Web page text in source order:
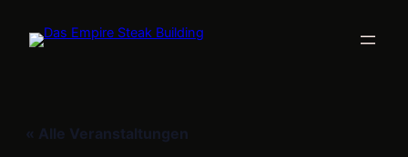
« Alle Veranstaltungen